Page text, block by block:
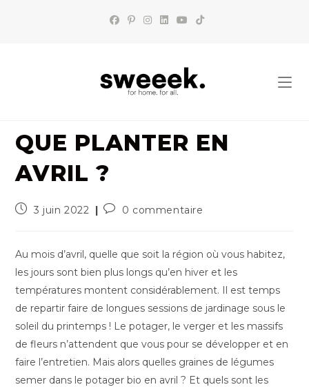
QUE PLANTER EN
AVRIL ?
Publication
3 juin 2022
Commentaires
publication :
0 commentaire
Au mois d’avril, quelle que soit la région où vous habitez,
les jours sont bien plus longs qu’en hiver et les
températures montent considérablement. Il est temps
de repartir faire de longues sessions de jardinage sous le
soleil du printemps ! Le potager, le verger et les massifs
de fleurs n’attendent que vous pour se développer et en
faire l’entretien. Mais alors quelles graines de légumes
semer dans le potager bio en avril ? Et quels sont les